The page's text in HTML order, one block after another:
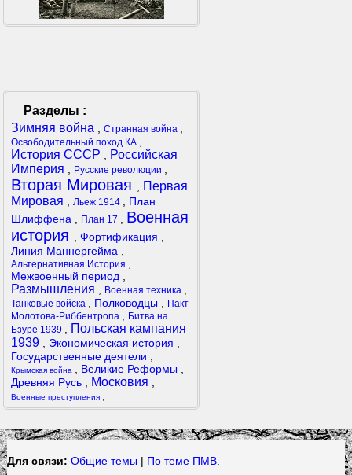
Разделы :
Зимняя война
Странная война
Освободительный поход КА
История СССР
Российская
Империя
Русские революции
Вторая Мировая
Первая
Мировая
Льеж 1914
План
Шлиффена
План 17
Военная
история
Фортификация
Линия Маннергейма
Альтернативная История
Межвоенный период
Размышления Военная техника
Танковые войска Полководцы
Пакт
Молотова-Риббентропа
Битва на
Бзуре 1939
Польская кампания
1939
Экономическая история
Государственные деятели
Крымская война Великие Реформы
Древняя Русь
Московия
Военные преступления
Для связи: Общие темы | По теме ПМВ.